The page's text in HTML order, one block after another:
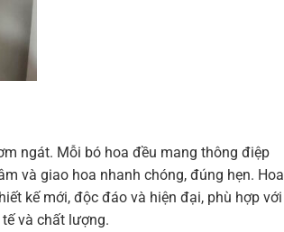
ngát. Mỗi bó hoa đều mang thông điệp
và giao hoa nhanh chóng, đúng hẹn. Hoa
kế mới, độc đáo và hiện đại, phù hợp với
và chất lượng.